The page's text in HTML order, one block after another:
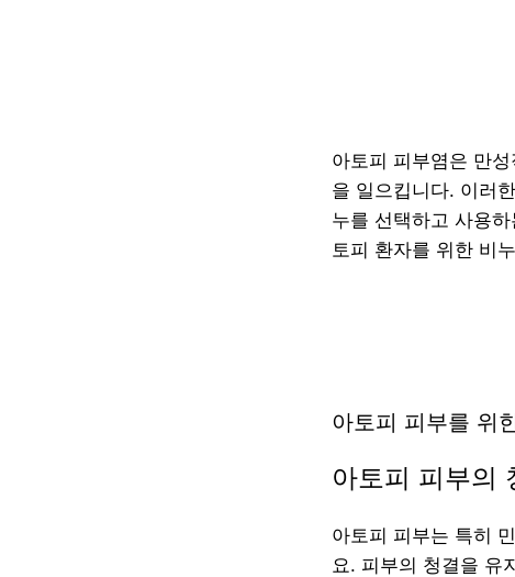
아토피 피부염은 만
을 일으킵니다. 이러
누를 선택하고 사용
토피 환자를 위한 비
아토피 피부를 위
아토피 피부의
아토피 피부는 특히
요. 피부의 청결을 유